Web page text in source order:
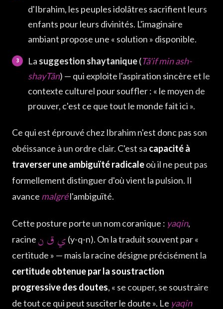
d'Ibrahim, les peuples idolâtres sacrifient leurs
enfants pour leurs divinités. L'imaginaire
ambiant propose une « solution » disponible.
La suggestion shaytanique(Tâ'if min ash-
shayTân) — qui exploite l'aspiration sincère et le
contexte culturel pour souffler : « le moyen de
prouver, c'est ce que tout le monde fait ici ».
Ce qui est éprouvé chez Ibrahim n'est donc pas son
obéissance à un ordre clair. C'est sa capacité à
traverser une ambiguïté radicaleoù il ne peut pas
formellement distinguer d'où vient la pulsion. Il
avance malgrél'ambiguïté.
Cette posture porte un nom coranique : yaqin,
racine ي ق ن (y-q-n). On la traduit souvent par «
certitude » — mais la racine désigne précisément la
certitude obtenue par la soustraction
progressive des doutes, « se couper, se soustraire
de tout ce qui peut susciter le doute ». Le yaqin